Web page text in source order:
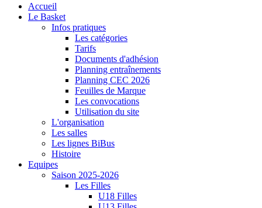
Accueil
Le Basket
Infos pratiques
Les catégories
Tarifs
Documents d'adhésion
Planning entraînements
Planning CEC 2026
Feuilles de Marque
Les convocations
Utilisation du site
L'organisation
Les salles
Les lignes BiBus
Histoire
Equipes
Saison 2025-2026
Les Filles
U18 Filles